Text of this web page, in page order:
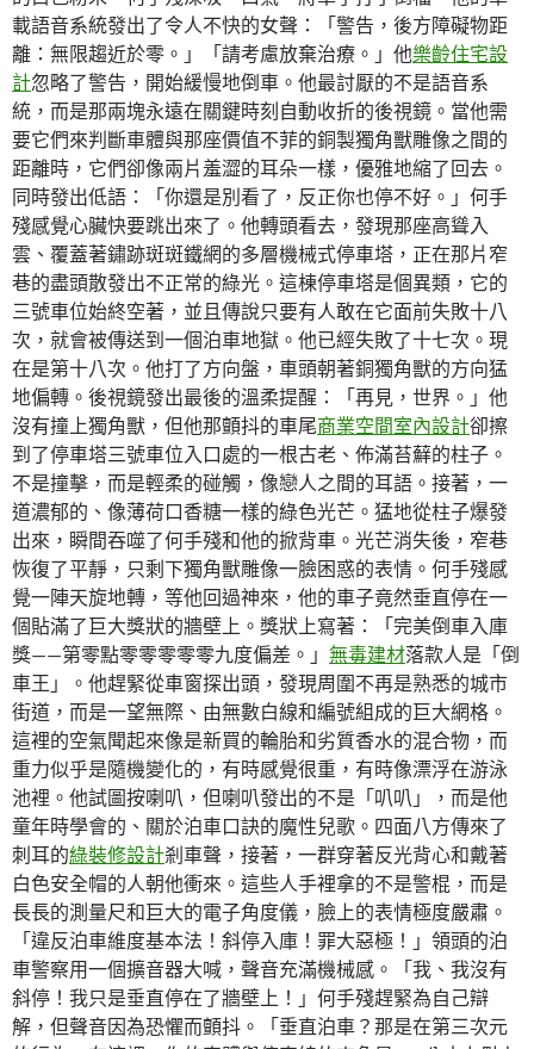
載語音系統發出了令人不快的女聲：「警告，後方障礙物距
離：無限趨近於零。」「請考慮放棄治療。」他樂齡住宅設
計忽略了警告，開始緩慢地倒車。他最討厭的不是語音系
統，而是那兩塊永遠在關鍵時刻自動收折的後視鏡。當他需
要它們來判斷車體與那座價值不菲的銅製獨角獸雕像之間的
距離時，它們卻像兩片羞澀的耳朵一樣，優雅地縮了回去。
同時發出低語：「你還是別看了，反正你也停不好。」何手
殘感覺心臟快要跳出來了。他轉頭看去，發現那座高聳入
雲、覆蓋著鏽跡斑斑鐵網的多層機械式停車塔，正在那片窄
巷的盡頭散發出不正常的綠光。這棟停車塔是個異類，它的
三號車位始終空著，並且傳說只要有人敢在它面前失敗十八
次，就會被傳送到一個泊車地獄。他已經失敗了十七次。現
在是第十八次。他打了方向盤，車頭朝著銅獨角獸的方向猛
地偏轉。後視鏡發出最後的溫柔提醒：「再見，世界。」他
沒有撞上獨角獸，但他那顫抖的車尾商業空間室內設計卻擦
到了停車塔三號車位入口處的一根古老、佈滿苔蘚的柱子。
不是撞擊，而是輕柔的碰觸，像戀人之間的耳語。接著，一
道濃郁的、像薄荷口香糖一樣的綠色光芒。猛地從柱子爆發
出來，瞬間吞噬了何手殘和他的掀背車。光芒消失後，窄巷
恢復了平靜，只剩下獨角獸雕像一臉困惑的表情。何手殘感
覺一陣天旋地轉，等他回過神來，他的車子竟然垂直停在一
個貼滿了巨大獎狀的牆壁上。獎狀上寫著：「完美倒車入庫
獎——第零點零零零零零九度偏差。」 無毒建材落款人是「倒
車王」。他趕緊從車窗探出頭，發現周圍不再是熟悉的城市
街道，而是一望無際、由無數白線和編號組成的巨大網格。
這裡的空氣聞起來像是新買的輪胎和劣質香水的混合物，而
重力似乎是隨機變化的，有時感覺很重，有時像漂浮在游泳
池裡。他試圖按喇叭，但喇叭發出的不是「叭叭」，而是他
童年時學會的、關於泊車口訣的魔性兒歌。四面八方傳來了
刺耳的綠裝修設計剎車聲，接著，一群穿著反光背心和戴著
白色安全帽的人朝他衝來。這些人手裡拿的不是警棍，而是
長長的測量尺和巨大的電子角度儀，臉上的表情極度嚴肅。
「違反泊車維度基本法！斜停入庫！罪大惡極！」領頭的泊
車警察用一個擴音器大喊，聲音充滿機械感。「我、我沒有
斜停！我只是垂直停在了牆壁上！」何手殘趕緊為自己辯
解，但聲音因為恐懼而顫抖。「垂直泊車？那是在第三次元